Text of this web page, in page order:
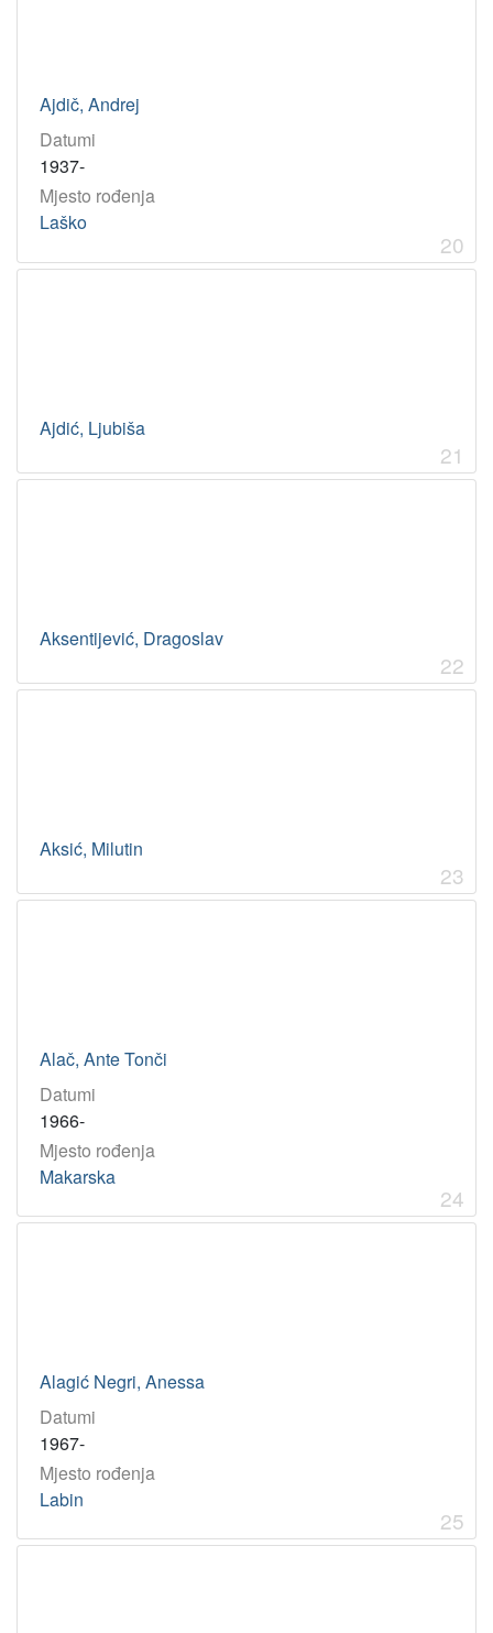
Ajdič, Andrej
Datumi
1937-
Mjesto rođenja
Laško
20
Ajdić, Ljubiša
21
Aksentijević, Dragoslav
22
Aksić, Milutin
23
Alač, Ante Tonči
Datumi
1966-
Mjesto rođenja
Makarska
24
Alagić Negri, Anessa
Datumi
1967-
Mjesto rođenja
Labin
25